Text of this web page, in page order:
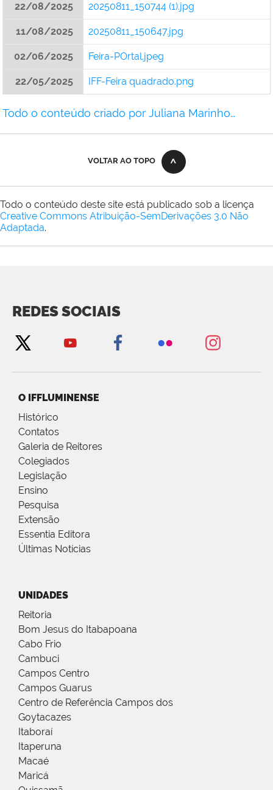
22/08/2025 20250811_150744 (1).jpg
11/08/2025 20250811_150647.jpg
02/06/2025 Feira-POrtal.jpeg
22/05/2025 IFF-Feira quadrado.png
Todo o conteúdo criado por Juliana Marinho…
VOLTAR AO TOPO
Todo o conteúdo deste site está publicado sob a licença
Creative Commons Atribuição-SemDerivações 3.0 Não
Adaptada.
REDES SOCIAIS
O IFFLUMINENSE
Histórico
Contatos
Galeria de Reitores
Colegiados
Legislação
Ensino
Pesquisa
Extensão
Essentia Editora
Últimas Notícias
UNIDADES
Reitoria
Bom Jesus do Itabapoana
Cabo Frio
Cambuci
Campos Centro
Campos Guarus
Centro de Referência Campos dos
Goytacazes
Itaboraí
Itaperuna
Macaé
Maricá